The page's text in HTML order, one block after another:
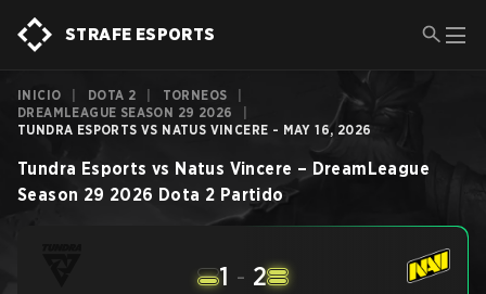
STRAFE ESPORTS
INICIO DOTA 2 TORNEOS
DREAMLEAGUE SEASON 29 2026
TUNDRA ESPORTS VS NATUS VINCERE - MAY 16, 2026
Tundra Esports vs Natus Vincere – DreamLeague
Season 29 2026 Dota 2 Partido
1 - 2